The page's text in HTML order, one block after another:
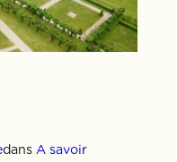
dans A savoir